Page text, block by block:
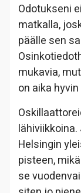
Odotukseni
matkalla,
päälle sen
mukavia,
on aika
Helsingin
pisteen,
se